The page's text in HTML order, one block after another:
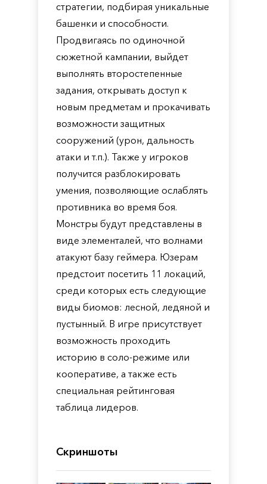
стратегии, подбирая уникальные
башенки и способности.
Продвигаясь по одиночной
сюжетной кампании, выйдет
выполнять второстепенные
задания, открывать доступ к
новым предметам и прокачивать
возможности защитных
сооружений (урон, дальность
атаки и т.п.). Также у игроков
получится разблокировать
умения, позволяющие ослаблять
противника во время боя.
Монстры будут представлены в
виде элементалей, что волнами
атакуют базу геймера. Юзерам
предстоит посетить 11 локаций,
среди которых есть следующие
виды биомов: лесной, ледяной и
пустынный. В игре присутствует
возможность проходить
историю в соло-режиме или
кооперативе, а также есть
специальная рейтинговая
таблица лидеров.
Скриншоты